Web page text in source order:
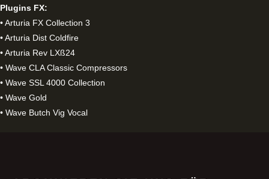
Plugins FX:
• Arturia FX Collection 3
• Arturia Dist Coldfire
• Arturia Rev LXß24
• Wave CLA Classic Compressors
• Wave SSL 4000 Collection
• Wave Gold